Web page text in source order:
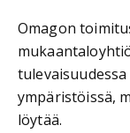
Omagon
ympäristöissä,
löytää.